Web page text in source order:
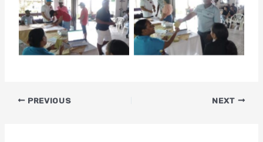
No Caption No Caption
Post
PREVIOUS NEXT